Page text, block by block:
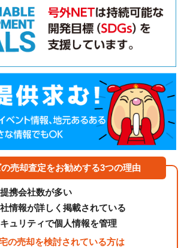
売却査定をお勧めする3つの理由
携会社数が多い
情報が詳しく掲載されている
ュリティで個人情報を管理
の売却を検討されている方は